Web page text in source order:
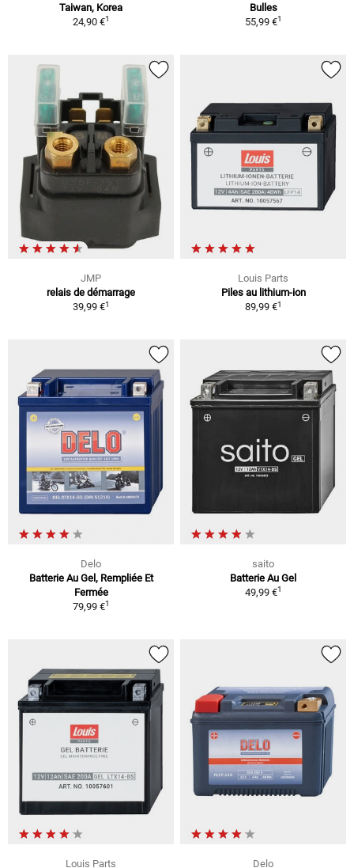
Taiwan, Korea
24,90 €1
Bulles
55,99 €1
JMP
relais de démarrage
39,99 €1
Louis Parts
Piles au lithium-ion
89,99 €1
Delo
Batterie Au Gel, Rempliée Et
Fermée
79,99 €1
saito
Batterie Au Gel
49,99 €1
Louis Parts Delo